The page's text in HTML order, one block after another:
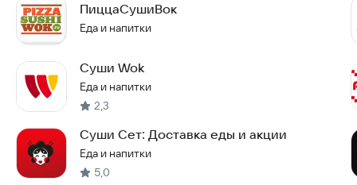
ПиццаСушиВок
Еда и напитки
Суши Wok
Еда и напитки
2,3
Суши Сет: Доставка еды и акции
Еда и напитки
5,0